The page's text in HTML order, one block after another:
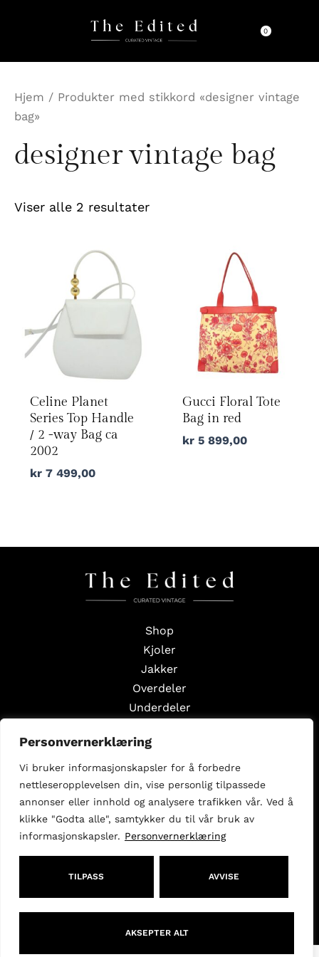
Personvernerklæring
Vi bruker informasjonskapsler for å forbedre
nettleseropplevelsen din, vise personlig tilpassede
annonser eller innhold og analysere trafikken vår. Ved å
klikke "Godta alle", samtykker du til vår bruk av
informasjonskapsler. Personvernerklæring
TILPASS AVVISE
AKSEPTER ALT
innholdet
0
Hjem / Produkter med stikkord «designer vintage
bag»
designer vintage bag
Viser alle 2 resultater
etter
nyeste
Celine Planet
Series Top Handle
/ 2 -way Bag ca
2002
kr7 499,00
Gucci Floral Tote
Bag in red
kr5 899,00
Shop
Kjoler
Jakker
Overdeler
Underdeler
Styling Edits
Guide Edits
Inspirasjon
Om oss
Selg med oss
KJØPSVILKÅR